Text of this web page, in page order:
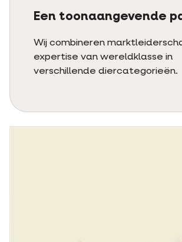
Een toonaangevende
Wij combineren
expertise van wereldklasse in
verschillende diercategorieën.